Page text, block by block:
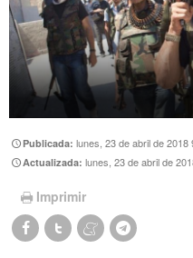
Publicada:lunes, 23 de abril de 2018
Actualizada:lunes, 23 de abril de
Imprimir